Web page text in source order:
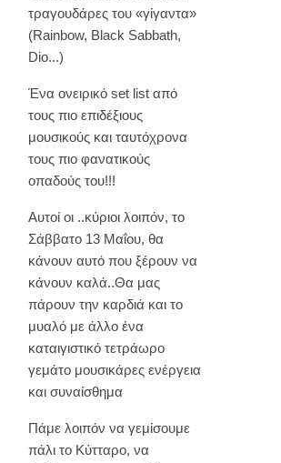
τραγουδάρες του «γίγαντα»
(Rainbow, Black Sabbath,
Dio...)
Ένα ονειρικό set list από
τους πιο επιδέξιους
μουσικούς και ταυτόχρονα
τους πιο φανατικούς
οπαδούς του!!!
Αυτοί οι ..κύριοι λοιπόν, το
Σάββατο 13 Μαΐου, θα
κάνουν αυτό που ξέρουν να
κάνουν καλά..Θα μας
πάρουν την καρδιά και το
μυαλό με άλλο ένα
καταιγιστικό τετράωρο
γεμάτο μουσικάρες ενέργεια
και συναίσθημα
Πάμε λοιπόν να γεμίσουμε
πάλι το Κύτταρο, να